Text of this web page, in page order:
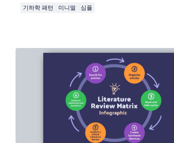
기하학 패턴 미니멀 심플